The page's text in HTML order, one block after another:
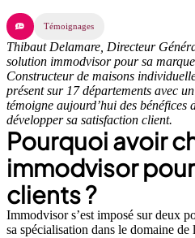
Témoignages
Thibaut Delamare, Directeur
solution immodvisor pour sa
Constructeur de maisons
présent sur 17 départements avec
témoigne aujourd’hui des
développer sa satisfaction client.
Pourquoi avoir
immodvisor
clients ?
Immodvisor s’est imposé sur deux
sa spécialisation dans le domaine de